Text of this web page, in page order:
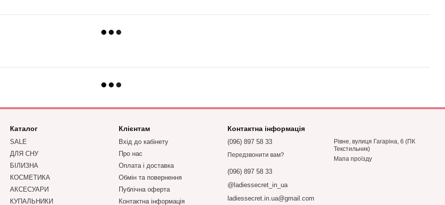
Каталог
SALE
ДЛЯ СНУ
БІЛИЗНА
КОСМЕТИКА
АКСЕСУАРИ
КУПАЛЬНИКИ
Клієнтам
Вхід до кабінету
Про нас
Оплата і доставка
Обмін та повернення
Публічна оферта
Контактна інформація
Контактна інформація
(096) 897 58 33
Передзвонити вам?
(096) 897 58 33
@ladiessecret_in_ua
ladiessecret.in.ua@gmail.com
Рівне, вулиця Гагаріна, 6 (ПК
Текстильник)
Мапа проїзду